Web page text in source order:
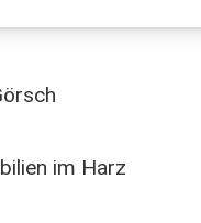
im Harz